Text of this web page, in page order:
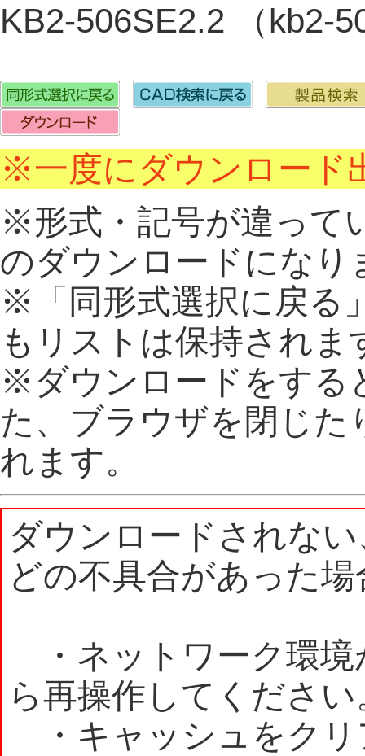
KB2-506SE2.2 （
※一度にダウンロード
※形式・記号が違って
のダウンロードになり
※「同形式選択に戻る
もリストは保持されま
※ダウンロードをする
た、ブラウザを閉じた
れます。
ダウンロードされな
どの不具合があった
・ネットワーク環境
ら再操作してください
・キャッシュをクリ